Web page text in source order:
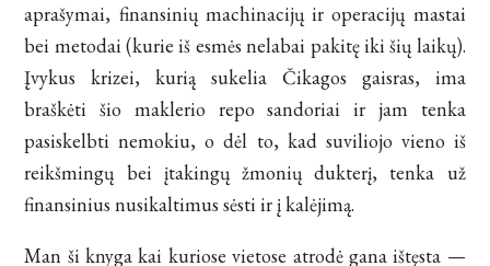
aprašymai, finansinių machinacijų ir operacijų mastai
bei metodai (kurie iš esmės nelabai pakitę iki šių laikų).
Įvykus krizei, kurią sukelia Čikagos gaisras, ima
braškėti šio maklerio repo sandoriai ir jam tenka
pasiskelbti nemokiu, o dėl to, kad suviliojo vieno iš
reikšmingų bei įtakingų žmonių dukterį, tenka už
finansinius nusikaltimus sėsti ir į kalėjimą.
Man ši knyga kai kuriose vietose atrodė gana ištęsta —